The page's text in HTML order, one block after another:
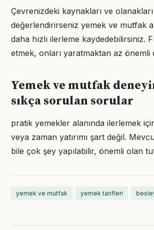
Çevrenizdeki kaynakları ve
değerlendirirseniz yemek ve mutfak
daha hızlı ilerleme kaydedebilirsiniz.
etmek, onları yaratmaktan az önemli
Yemek ve mutfak
sıkça sorulan sorular
pratik yemekler alanında ilerlemek
veya zaman yatırımı şart değil.
bile çok şey yapılabilir, önemli olan
yemek ve mutfak yemek tarifleri